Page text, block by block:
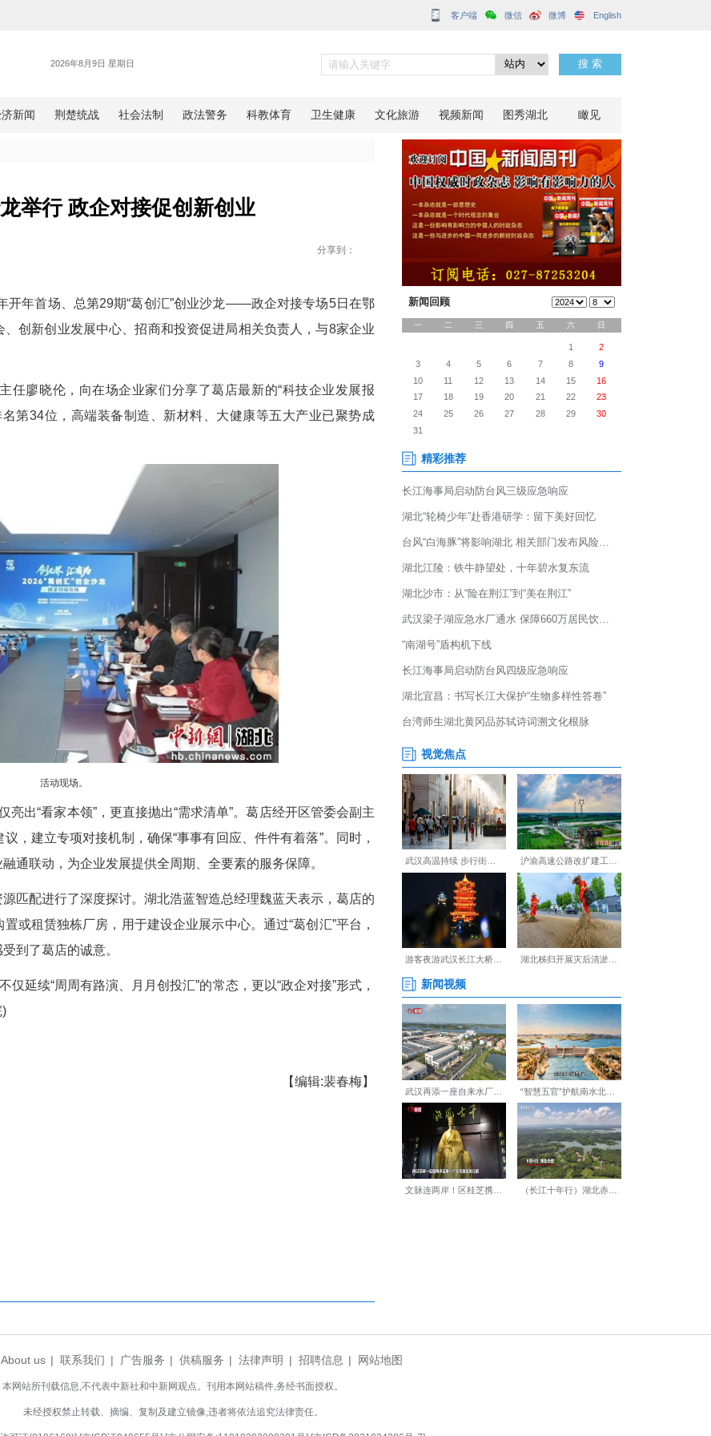
创业沙龙举行 政企对接促创新创业
北
贞)2026马年开年首场、总第29期“葛创汇”创业沙龙——政企对接专场5日在鄂
开区管委会、创新创业发展中心、招商和投资促进局相关负责人，与8家企业
撞。
展中心主任廖晓伦，向在场企业家们分享了葛店最新的“科技企业发展报
区中综合排名第34位，高端装备制造、新材料、大健康等五大产业已聚势成
活动现场。
阵，不仅亮出“看家本领”，更直接抛出“需求清单”。葛店经开区管委会副主
的诉求和建议，建立专项对接机制，确保“事事有回应、件件有着落”。同时，
创新、产业融通联动，为企业发展提供全周期、全要素的服务保障。
落地、资源匹配进行了深度探讨。湖北浩蓝智造总经理魏蓝天表示，葛店的
划在这边购置或租赁独栋厂房，用于建设企业展示中心。通过“葛创汇”平台，
上话，更感受到了葛店的诚意。
创汇”不仅延续“周周有路演、月月创投汇”的常态，更以“政企对接”形式，
心坎。(完)